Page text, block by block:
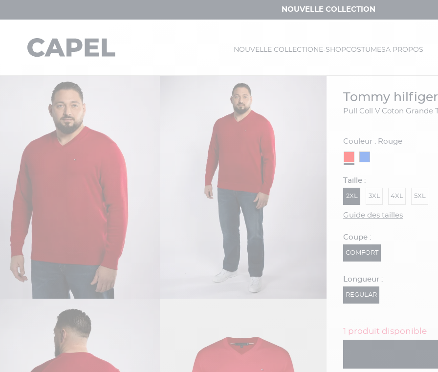
NOUVELLE COLLECTION
NOUVELLE COLLECTION E-SHOPCOSTUMESA PROPOS
tommy hilfiger
Pull Coll V Coton Grande
Couleur : Rouge
Taille :
2XL 3XL 4XL 5XL
Guide des tailles
Coupe :
COMFORT
Longueur :
REGULAR
1 produit disponible